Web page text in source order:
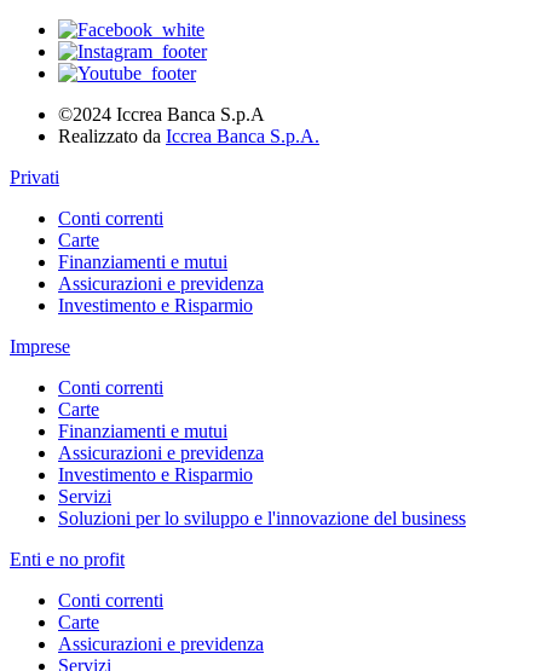
©2024 Iccrea Banca S.p.A
Realizzato da Iccrea Banca S.p.A.
Privati
Conti correnti
Carte
Finanziamenti e mutui
Assicurazioni e previdenza
Investimento e Risparmio
Imprese
Conti correnti
Carte
Finanziamenti e mutui
Assicurazioni e previdenza
Investimento e Risparmio
Servizi
Soluzioni per lo sviluppo e l'innovazione del business
Enti e no profit
Conti correnti
Carte
Assicurazioni e previdenza
Servizi